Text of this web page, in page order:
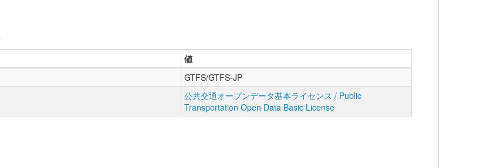
値
GTFS/GTFS-JP
公共交通オープンデータ基本ライセンス / Public
Transportation Open Data Basic License